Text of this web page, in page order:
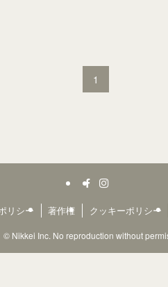
1
リシー 著作権 クッキーポリシー
©Nikkei Inc. No reproduction without